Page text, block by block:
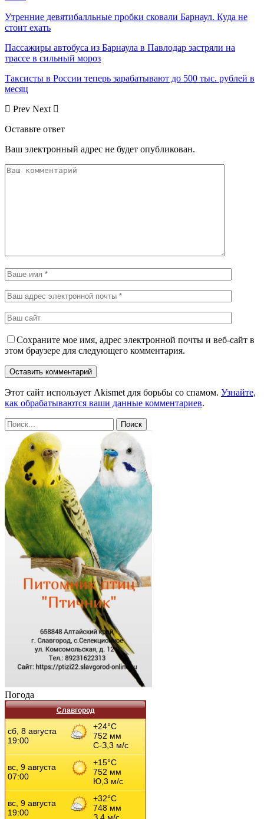
Утренние девятибалльные пробки сковали Барнаул. Куда не
стоит ехать
Пассажиры автобуса из Барнаула в Павлодар застряли на
трассе в сильный мороз
Таксисты в России теперь зарабатывают до 500 тыс. рублей в
месяц
Prev Next
Оставьте ответ
Ваш электронный адрес не будет опубликован.
Сохраните мое имя, адрес электронной почты и веб-сайт в
этом браузере для следующего комментария.
Этот сайт использует Akismet для борьбы со спамом. Узнайте,
как обрабатываются ваши данные комментариев.
Погода
Славгород